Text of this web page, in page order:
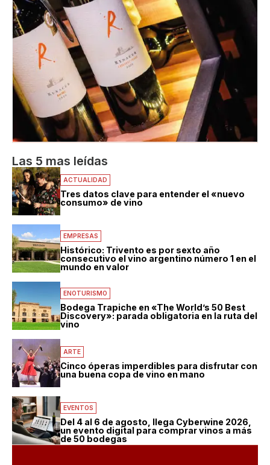
Las 5 mas leídas
ACTUALIDAD
Tres datos clave para entender el «nuevo
consumo» de vino
EMPRESAS
Histórico: Trivento es por sexto año
consecutivo el vino argentino número 1 en el
mundo en valor
ENOTURISMO
Bodega Trapiche en «The World’s 50 Best
Discovery»: parada obligatoria en la ruta del
vino
ARTE
Cinco óperas imperdibles para disfrutar con
una buena copa de vino en mano
EVENTOS
Del 4 al 6 de agosto, llega Cyberwine 2026,
un evento digital para comprar vinos a más
de 50 bodegas